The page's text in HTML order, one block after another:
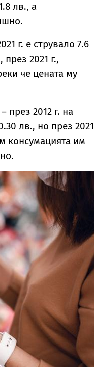
лв., а
г. е струвало 7.6
2021 г.,
че цената му
през 2012 г. на
лв., но през 2021
консумацията им